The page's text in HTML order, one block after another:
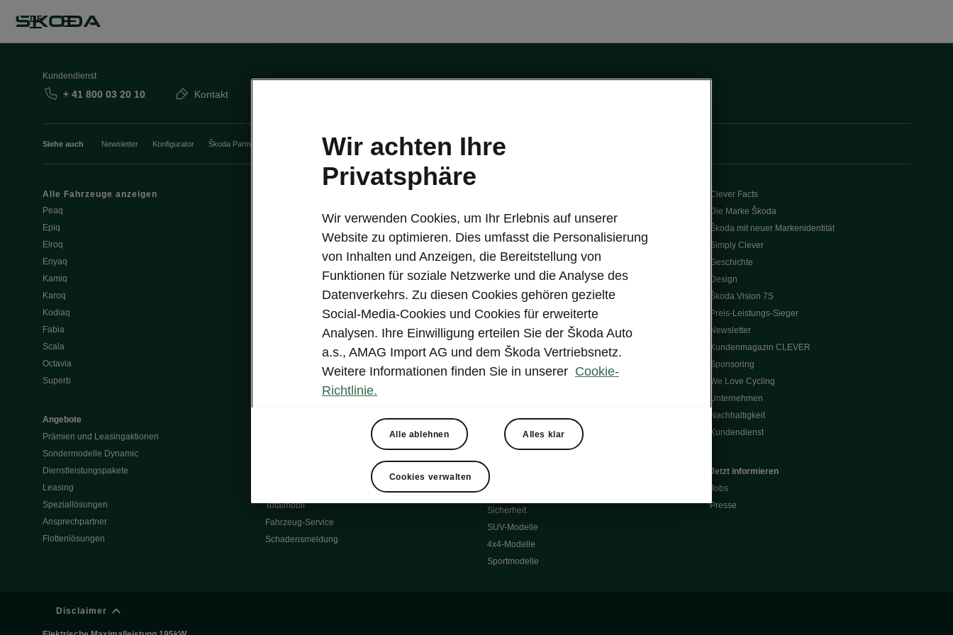
DE
Kundendienst
+ 41 800 03 20 10 Kontakt
Siehe auch Newsletter Konfigurator Škoda Partner
Alle Fahrzeuge anzeigen
Peaq
Epiq
Elroq
Enyaq
Kamiq
Karoq
Kodiaq
Fabia
Scala
Octavia
Superb
Angebote
Prämien und Leasingaktionen
Sondermodelle Dynamic
Dienstleistungspakete
Leasing
Speziallösungen
Ansprechpartner
Flottenlösungen
Software Update
ME3.7 Software Update
Öffentliches Laden
Zuhause laden
Batterie und Reichweite
Škoda Vision O
Totalmobil
Fahrzeug-Service
Schadensmeldung
Škoda Connect
MyŠkoda App
3G Sunset
Verfügbarkeitsliste
Original Zubehör-Kataloge
Winterräder
Transportsysteme
Komfort & Ausstattung
Occasionen
Sicherheit
SUV-Modelle
4x4-Modelle
Sportmodelle
Clever Facts
Die Marke Škoda
Škoda mit neuer Markenidentität
Simply Clever
Geschichte
Design
Škoda Vision 7S
Preis-Leistungs-Sieger
Newsletter
Kundenmagazin CLEVER
Sponsoring
We Love Cycling
Unternehmen
Nachhaltigkeit
Kundendienst
Jetzt informieren
Jobs
Presse
Disclaimer
Wir achten Ihre
Privatsphäre
Wir verwenden Cookies, um Ihr Erlebnis auf unserer
Website zu optimieren. Dies umfasst die Personalisierung
von Inhalten und Anzeigen, die Bereitstellung von
Funktionen für soziale Netzwerke und die Analyse des
Datenverkehrs. Zu diesen Cookies gehören gezielte
Social-Media-Cookies und Cookies für erweiterte
Analysen. Ihre Einwilligung erteilen Sie der Škoda Auto
a.s., AMAG Import AG und dem Škoda Vertriebsnetz.
Weitere Informationen finden Sie in unserer Cookie-
Richtlinie.
Alle ablehnen Alles klar
Cookies verwalten